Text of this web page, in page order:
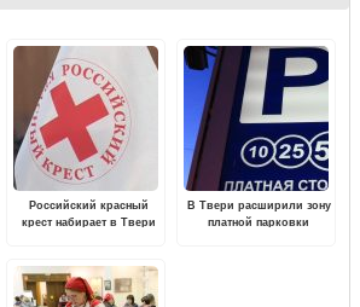
Российский красный
крест набирает в Твери
программе "Первая
помощь"
В Твери расширили зону
платной парковки